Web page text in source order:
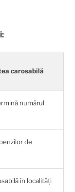
carosabilă
numărul
de
în localități